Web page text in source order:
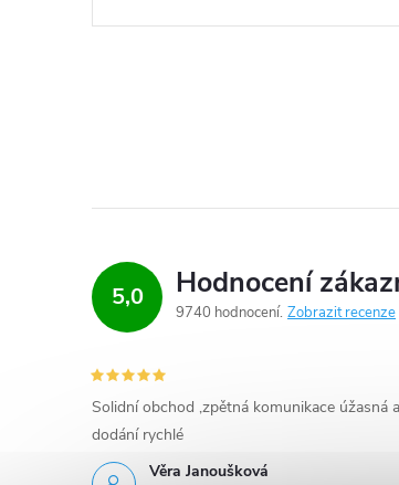
5,0 Hodnocení
9740 hodnocení Zobrazit recenze
Věra Janoušková
Solidní obchod ,zpětná komunikace úžasná a
dodání rychlé